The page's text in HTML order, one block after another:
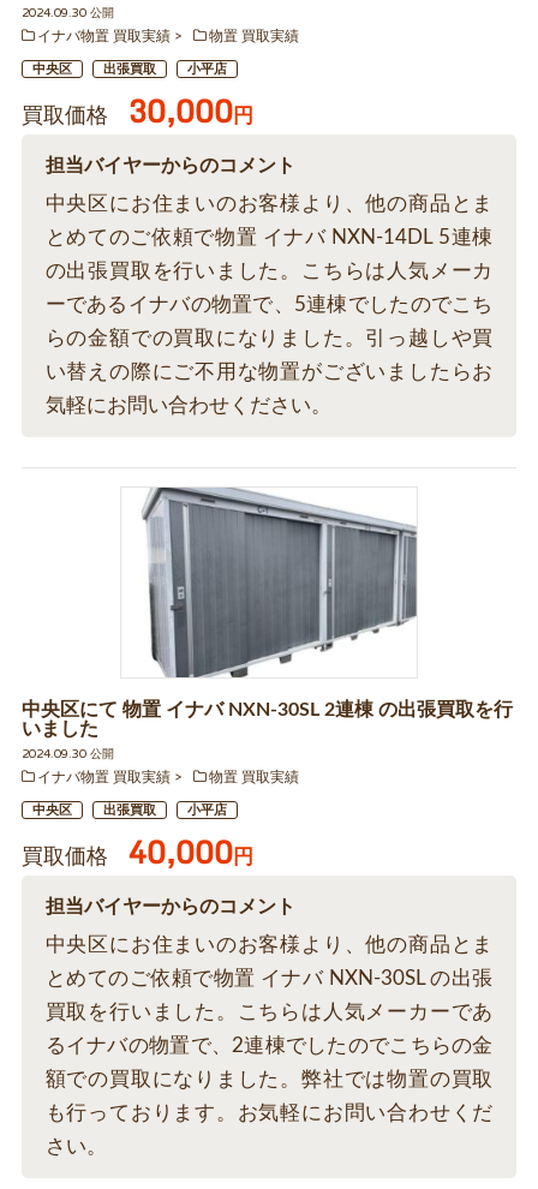
2024.09.30 公開
イナバ物置 買取実績
物置 買取実績
中央区 出張買取 小平店
買取価格 30,000円
担当バイヤーからのコメント
中央区にお住まいのお客様より、他の商品とま
とめてのご依頼で物置 イナバ NXN-14DL 5連棟
の出張買取を行いました。こちらは人気メーカ
ーであるイナバの物置で、5連棟でしたのでこち
らの金額での買取になりました。引っ越しや買
い替えの際にご不用な物置がございましたらお
気軽にお問い合わせください。
中央区にて 物置 イナバ NXN-30SL 2連棟 の出張買取を行
いました
2024.09.30 公開
イナバ物置 買取実績
物置 買取実績
中央区 出張買取 小平店
買取価格 40,000円
担当バイヤーからのコメント
中央区にお住まいのお客様より、他の商品とま
とめてのご依頼で物置 イナバ NXN-30SL の出張
買取を行いました。こちらは人気メーカーであ
るイナバの物置で、2連棟でしたのでこちらの金
額での買取になりました。弊社では物置の買取
も行っております。お気軽にお問い合わせくだ
さい。